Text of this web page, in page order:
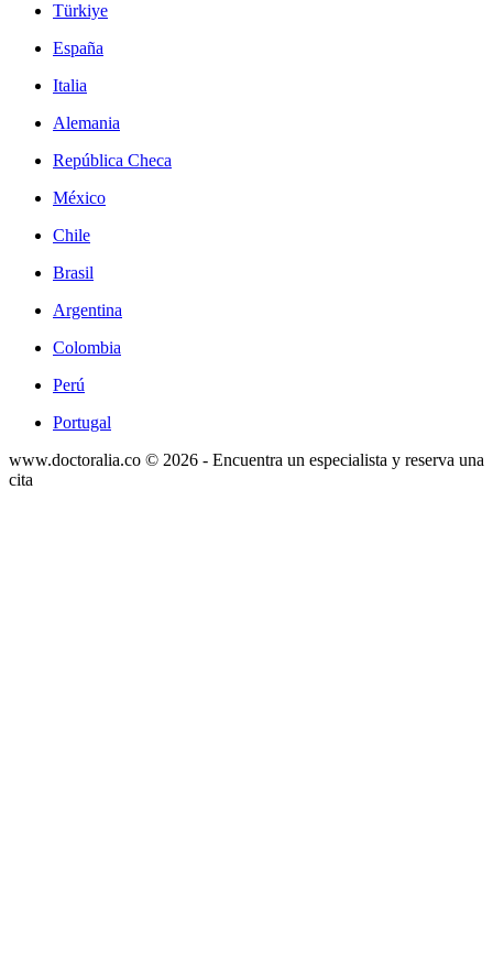
Türkiye
España
Italia
Alemania
República Checa
México
Chile
Brasil
Argentina
Colombia
Perú
Portugal
www.doctoralia.co © 2026 - Encuentra un especialista y reserva una
cita